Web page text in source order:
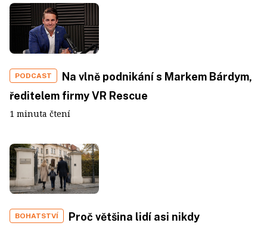
PODCAST
Na vlně podnikání s Markem Bárdym,
ředitelem firmy VR Rescue
1 minuta čtení
BOHATSTVÍ
Proč většina lidí asi nikdy